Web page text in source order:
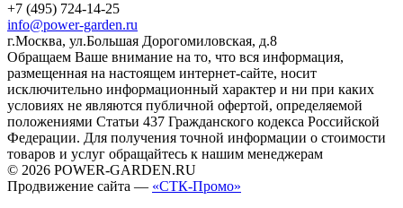
+7 (495) 724-14-25
info@power-garden.ru
г.Москва, ул.Большая Дорогомиловская, д.8
Обращаем Ваше внимание на то, что вся информация,
размещенная на настоящем интернет-сайте, носит
исключительно информационный характер и ни при каких
условиях не являются публичной офертой, определяемой
положениями Статьи 437 Гражданского кодекса Российской
Федерации. Для получения точной информации о стоимости
товаров и услуг обращайтесь к нашим менеджерам
© 2026 POWER-GARDEN.RU
Продвижение сайта — «СТК-Промо»